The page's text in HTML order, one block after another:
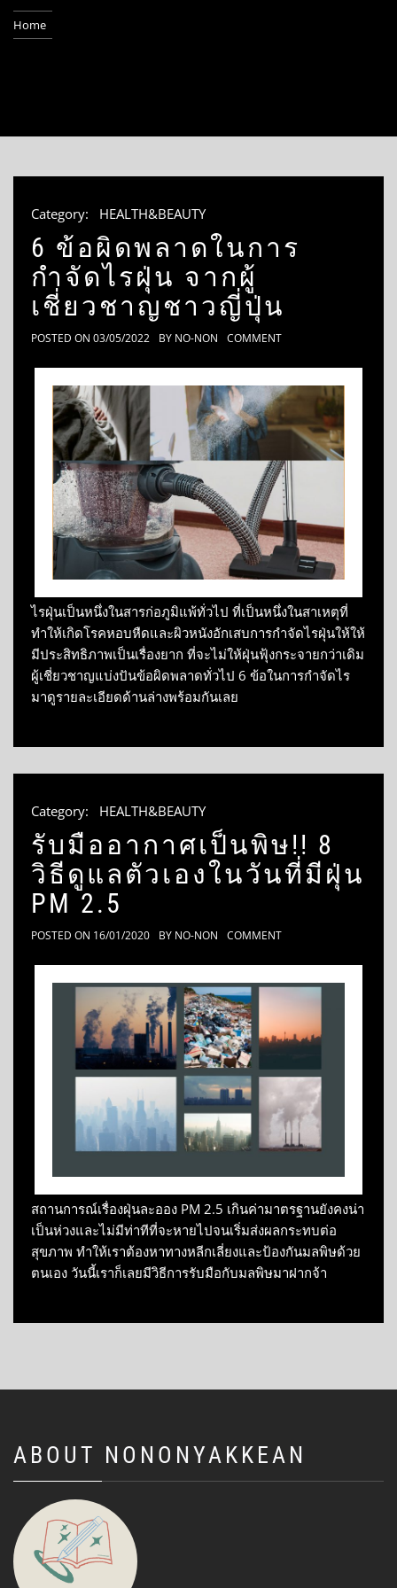
Home
Category: HEALTH&BEAUTY
6 ข้อผิดพลาดในการ
กำจัดไรฝุ่น จากผู้
เชี่ยวชาญชาวญี่ปุ่น
POSTED ON 03/05/2022 BY NO-NON COMMENT
ไรฝุ่นเป็นหนึ่งในสารก่อภูมิแพ้ทั่วไป ที่เป็นหนึ่งในสาเหตุที่
ทำให้เกิดโรคหอบหืดและผิวหนังอักเสบการกำจัดไรฝุ่นให้ให้
มีประสิทธิภาพเป็นเรื่องยาก ที่จะไม่ให้ฝุ่นฟุ้งกระจายกว่าเดิม
ผู้เชี่ยวชาญแบ่งปันข้อผิดพลาดทั่วไป 6 ข้อในการกำจัดไร
มาดูรายละเอียดด้านล่างพร้อมกันเลย
Category: HEALTH&BEAUTY
รับมืออากาศเป็นพิษ!! 8
วิธีดูแลตัวเองในวันที่มีฝุ่น
PM 2.5
POSTED ON 16/01/2020 BY NO-NON COMMENT
สถานการณ์เรื่องฝุ่นละออง PM 2.5 เกินค่ามาตรฐานยังคงน่า
เป็นห่วงและไม่มีท่าทีที่จะหายไปจนเริ่มส่งผลกระทบต่อ
สุขภาพ ทำให้เราต้องหาทางหลีกเลี่ยงและป้องกันมลพิษด้วย
ตนเอง วันนี้เราก็เลยมีวิธีการรับมือกับมลพิษมาฝากจ้า
ABOUT NONONYAKKEAN